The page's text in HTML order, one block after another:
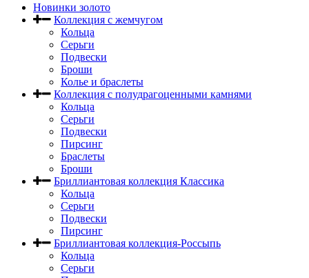
Новинки золото
Коллекция с жемчугом
Кольца
Серьги
Подвески
Броши
Колье и браслеты
Коллекция с полудрагоценными камнями
Кольца
Серьги
Подвески
Пирсинг
Браслеты
Броши
Бриллиантовая коллекция Классика
Кольца
Серьги
Подвески
Пирсинг
Бриллиантовая коллекция-Россыпь
Кольца
Серьги